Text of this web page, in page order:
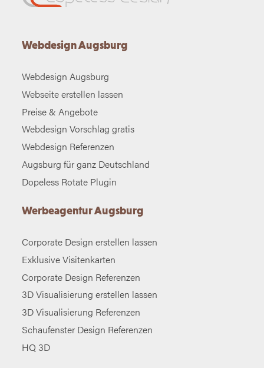
Webdesign Augsburg
Webdesign Augsburg
Webseite erstellen lassen
Preise & Angebote
Webdesign Vorschlag gratis
Webdesign Referenzen
Augsburg für ganz Deutschland
Dopeless Rotate Plugin
Werbeagentur Augsburg
Corporate Design erstellen lassen
Exklusive Visitenkarten
Corporate Design Referenzen
3D Visualisierung erstellen lassen
3D Visualisierung Referenzen
Schaufenster Design Referenzen
HQ 3D